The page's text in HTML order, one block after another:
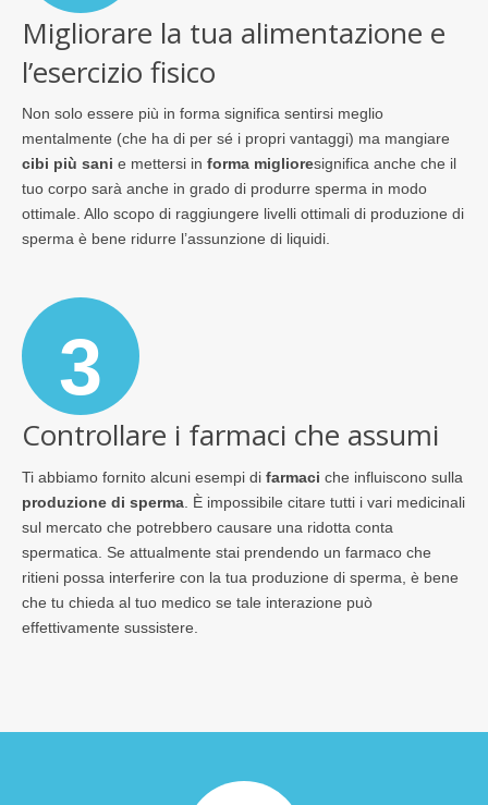
Migliorare la tua alimentazione e
l’esercizio fisico
Non solo essere più in forma significa sentirsi meglio
mentalmente (che ha di per sé i propri vantaggi) ma mangiare
cibi più sani e mettersi in forma miglioresignifica anche che il
tuo corpo sarà anche in grado di produrre sperma in modo
ottimale. Allo scopo di raggiungere livelli ottimali di produzione di
sperma è bene ridurre l’assunzione di liquidi.
3
Controllare i farmaci che assumi
Ti abbiamo fornito alcuni esempi di farmaci che influiscono sulla
produzione di sperma . È impossibile citare tutti i vari medicinali
sul mercato che potrebbero causare una ridotta conta
spermatica. Se attualmente stai prendendo un farmaco che
ritieni possa interferire con la tua produzione di sperma, è bene
che tu chieda al tuo medico se tale interazione può
effettivamente sussistere.